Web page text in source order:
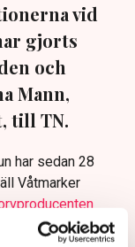
vid
gjorts
och
Mann,
till TN.
har sedan 28
Våtmarker
spridit